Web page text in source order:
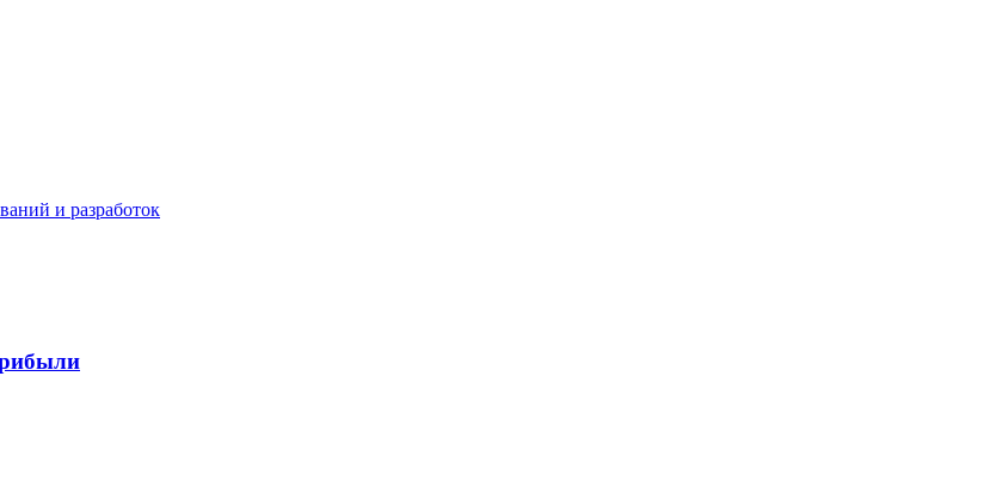
и разработок